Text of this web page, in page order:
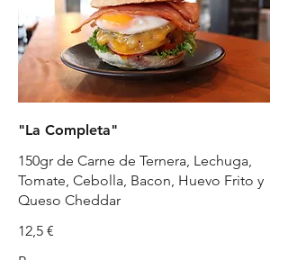
"La Completa"
150gr de Carne de Ternera, Lechuga,
Tomate, Cebolla, Bacon, Huevo Frito y
Queso Cheddar
12,5 €